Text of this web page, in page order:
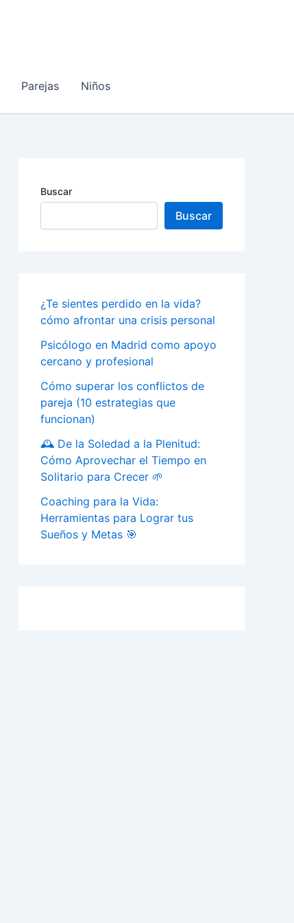
Parejas Niños
Buscar
Buscar
¿Te sientes perdido en la vida?
cómo afrontar una crisis personal
Psicólogo en Madrid como apoyo
cercano y profesional
Cómo superar los conflictos de
pareja (10 estrategias que
funcionan)
🕰️ De la Soledad a la Plenitud:
Cómo Aprovechar el Tiempo en
Solitario para Crecer 🌱
Coaching para la Vida:
Herramientas para Lograr tus
Sueños y Metas 🎯